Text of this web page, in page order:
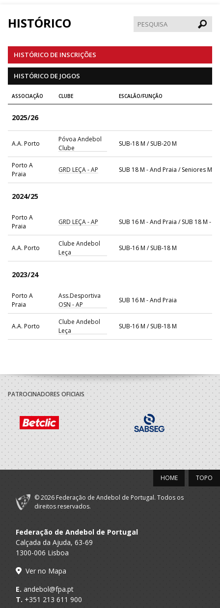
HISTÓRICO
HISTÓRICO DE INSCRIÇÕES
HISTÓRICO DE JOGOS
ASSOCIAÇÃO CLUBE ESCALÃO/FUNÇÃO
2025/26
A.A. Porto
Póvoa Andebol
Clube
SUB-18 M / SUB-20 M
Porto A
Praia
GRD LEÇA - AP SUB 18 M - And Praia / Seniores M -
2024/25
Porto A
Praia
GRD LEÇA - AP SUB 16 M - And Praia / SUB 18 M -
A.A. Porto
Clube Andebol
Leça
SUB-16 M / SUB-18 M
2023/24
Porto A
Praia
Ass.Desportiva
OSN - AP
SUB 16 M - And Praia
A.A. Porto
Clube Andebol
Leça
SUB-16 M / SUB-18 M
A.A. Porto
Boavista Futebol
Clube
SUB-14 M / SUB-16 M
Porto A
Praia
Ass.Desportiva
OSN - AP
Sub 14 M - And Praia / SUB 16 M -
2021/22
A.A. Porto
Centro
Desportivo
Cultural Santana
SUB-14 M / SUB-16 M
Praia
OSN - AP
A.A. Porto
Centro
Desportivo
Cultural Santana
PATROCINADORES OFICIAIS
TOPO
HOME
© 2026 Federação de Andebol de Portugal. Todos os
direitos reservados.
Federação de Andebol de Portugal
Calçada da Ajuda, 63-69
1300-006 Lisboa
Ver no Mapa
E. andebol@fpa.pt
T. +351 213 611 900